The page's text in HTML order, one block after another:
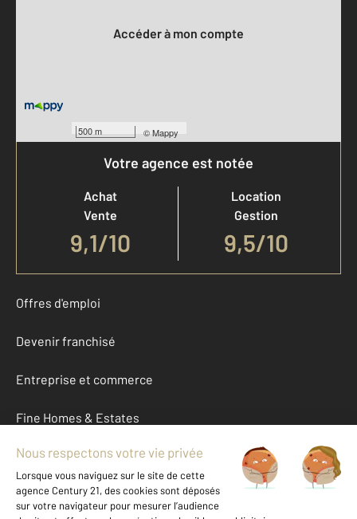
500 m ©Mappy
Accéder à mon compte
Votre agence est notée
Achat
Vente
9,1/10
Location
Gestion
9,5/10
Offres d'emploi
Devenir franchisé
Entreprise et commerce
Fine Homes & Estates
À propos
International